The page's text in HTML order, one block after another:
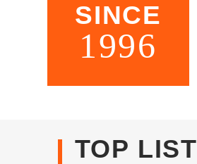
SINCE
1996
TOP LIST